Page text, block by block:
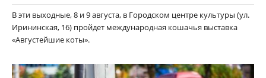
В эти выходные, 8 и 9 августа, в Городском центре культуры (ул.
Ирининская, 16) пройдет международная кошачья выставка
«Августейшие коты».